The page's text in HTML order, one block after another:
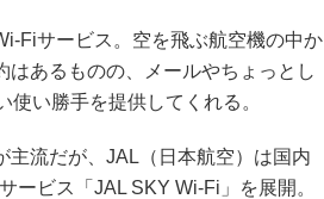
Fiサービス。空を飛ぶ航空機の中か
あるものの、メールやちょっとし
い勝手を提供してくれる。
流だが、JAL（日本航空）は国内
ービス「JAL SKY Wi-Fi」を展開。